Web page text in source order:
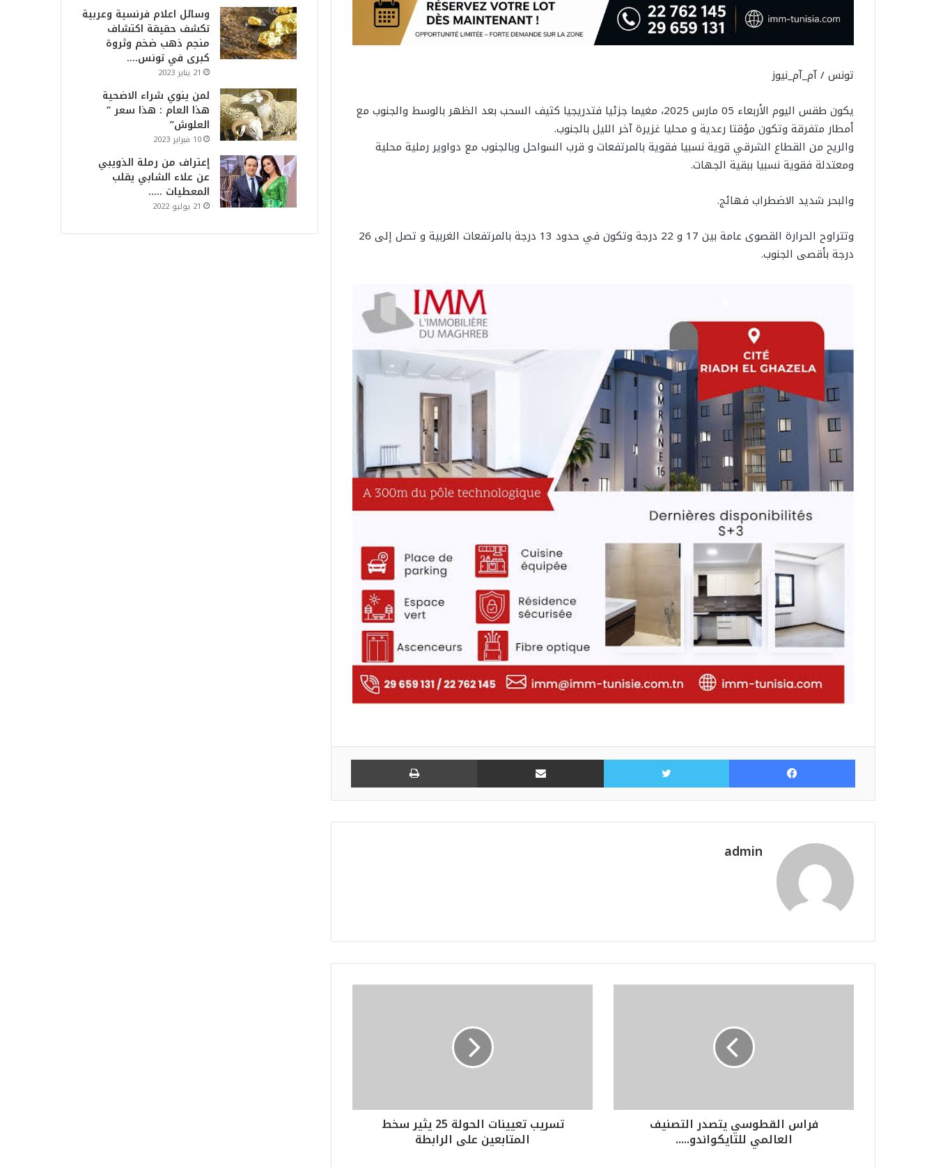
تونس / آم_آم_نيوز
يكون طقس اليوم الأربعاء 05 مارس 2025، مغيما جزئيا فتدريجيا كثيف السحب بعد الظهر بالوسط والجنوب مع
أمطار متفرقة وتكون مؤقتا رعدية و محليا غزيرة آخر الليل بالجنوب.
والريح من القطاع الشرقي قوية نسبيا فقوية بالمرتفعات و قرب السواحل وبالجنوب مع دواوير رملية محلية
ومعتدلة فقوية نسبيا ببقية الجهات.
والبحر شديد الاضطراب فهائج.
وتتراوح الحرارة القصوى عامة بين 17 و 22 درجة وتكون في حدود 13 درجة بالمرتفعات الغربية و تصل إلى 26
درجة بأقصى الجنوب.
فيسبوك تويتر مشاركة عبر البريد طباعة
admin
فراس القطوسي يتصدر التصنيف
العالمي للتايكواندو.....
تسريب تعيينات الحولة 25 يثير سخط
المتابعين على الرابطة
وسائل اعلام فرنسية وعربية
تكشف حقيقة اكتشاف
منجم ذهب ضخم وثروة
كبرى في تونس….
21 يناير 2023
لمن ينوي شراء الاضحية
هذا العام : هذا سعر ”
العلوش”
10 فبراير 2023
إعتراف من رملة الذويبي
عن علاء الشابي يقلب
المعطيات …..
21 يوليو 2022